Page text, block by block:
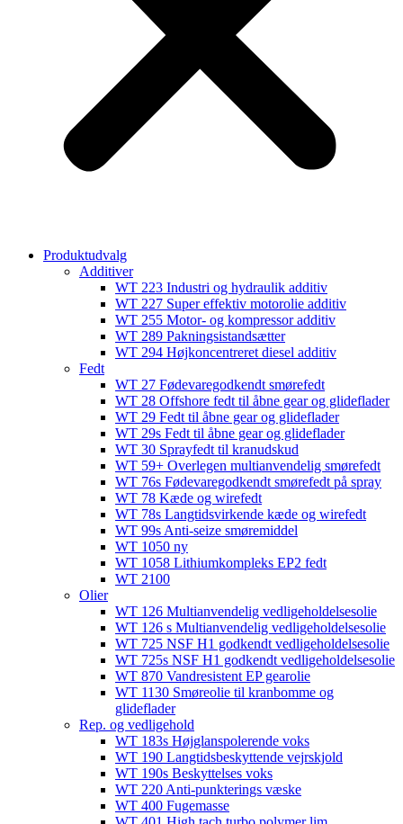
Produktudvalg
Additiver
WT 223 Industri og hydraulik additiv
WT 227 Super effektiv motorolie additiv
WT 255 Motor- og kompressor additiv
WT 289 Pakningsistandsætter
WT 294 Højkoncentreret diesel additiv
Fedt
WT 27 Fødevaregodkendt smørefedt
WT 28 Offshore fedt til åbne gear og glideflader
WT 29 Fedt til åbne gear og glideflader
WT 29s Fedt til åbne gear og glideflader
WT 30 Sprayfedt til kranudskud
WT 59+ Overlegen multianvendelig smørefedt​​
WT 76s Fødevaregodkendt smørefedt på spray​
WT 78 Kæde og wirefedt​
WT 78s Langtidsvirkende kæde og wirefedt​
WT 99s Anti-seize smøremiddel​
WT 1050 ny
WT 1058 Lithiumkompleks EP2 fedt​
WT 2100
Olier
WT 126 Multianvendelig vedligeholdelsesolie
WT 126 s Multianvendelig vedligeholdelsesolie
WT 725 NSF H1 godkendt vedligeholdelsesolie​
WT 725s NSF H1 godkendt vedligeholdelsesolie​
WT 870 Vandresistent EP gearolie​
WT 1130 Smøreolie til kranbomme og
glideflader​
Rep. og vedligehold
WT 183s Højglanspolerende voks
WT 190 Langtidsbeskyttende vejrskjold​
WT 190s Beskyttelses voks​
WT 220 Anti-punkterings væske
WT 400 Fugemasse